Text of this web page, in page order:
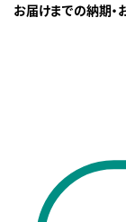
お届けまでの納期